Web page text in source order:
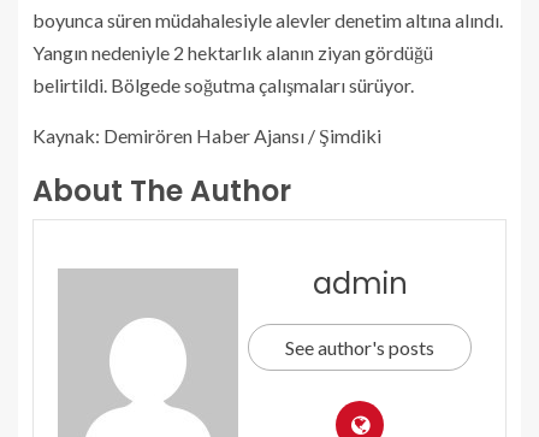
boyunca süren müdahalesiyle alevler denetim altına alındı.
Yangın nedeniyle 2 hektarlık alanın ziyan gördüğü
belirtildi. Bölgede soğutma çalışmaları sürüyor.
Kaynak: Demirören Haber Ajansı / Şimdiki
About The Author
admin
See author's posts